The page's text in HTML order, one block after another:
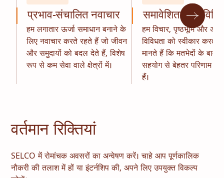
प्रभाव-संचालित नवाचार
हम लगातार ऊर्जा समाधान बनाने के
लिए नवाचार करते रहते हैं जो जीवन
और समुदायों को बदल देते हैं, विशेष
रूप से कम सेवा वाले क्षेत्रों में।
समावेशिता और
हम विचार, पृष्ठभूमि और
विविधता को स्वीकार करते
मानते हैं कि मतभेदों के
सहयोग से बेहतर परिणाम
हैं।
वर्तमान रिक्तियां
SELCO में रोमांचक अवसरों का अन्वेषण करें। चाहे आप पूर्णकालिक
नौकरी की तलाश में हों या इंटर्नशिप की, अपने लिए उपयुक्त विकल्प